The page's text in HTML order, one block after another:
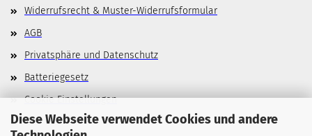
Diese Webseite verwendet Cookies und andere
Widerrufsrecht & Muster-Widerrufsformular
AGB
Privatsphäre und Datenschutz
Batteriegesetz
Cookie Einstellungen